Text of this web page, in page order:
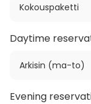
yrityskäyttöön
Kokouspaketti
Daytime
Arkisin (ma-to)
Evening